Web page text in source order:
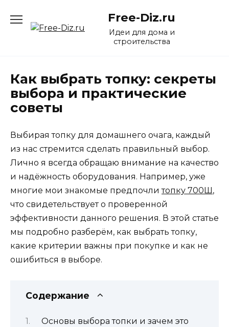
содержанию
Free-Diz.ru
Идеи для дома и
строительства
Как выбрать топку: секреты
выбора и практические
советы
Выбирая топку для домашнего очага, каждый
из нас стремится сделать правильный выбор.
Лично я всегда обращаю внимание на качество
и надёжность оборудования. Например, уже
многие мои знакомые предпочлитопку 700Ш,
что свидетельствует о проверенной
эффективности данного решения. В этой статье
мы подробно разберём, как выбрать топку,
какие критерии важны при покупке и как не
ошибиться в выборе.
Содержание
Основы выбора топки и зачем это